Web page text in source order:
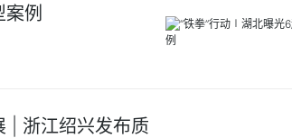
例
| 浙江绍兴发布质